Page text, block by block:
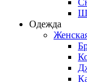
Одежда